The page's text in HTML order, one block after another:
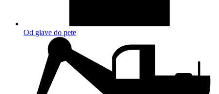
Od glave do pete